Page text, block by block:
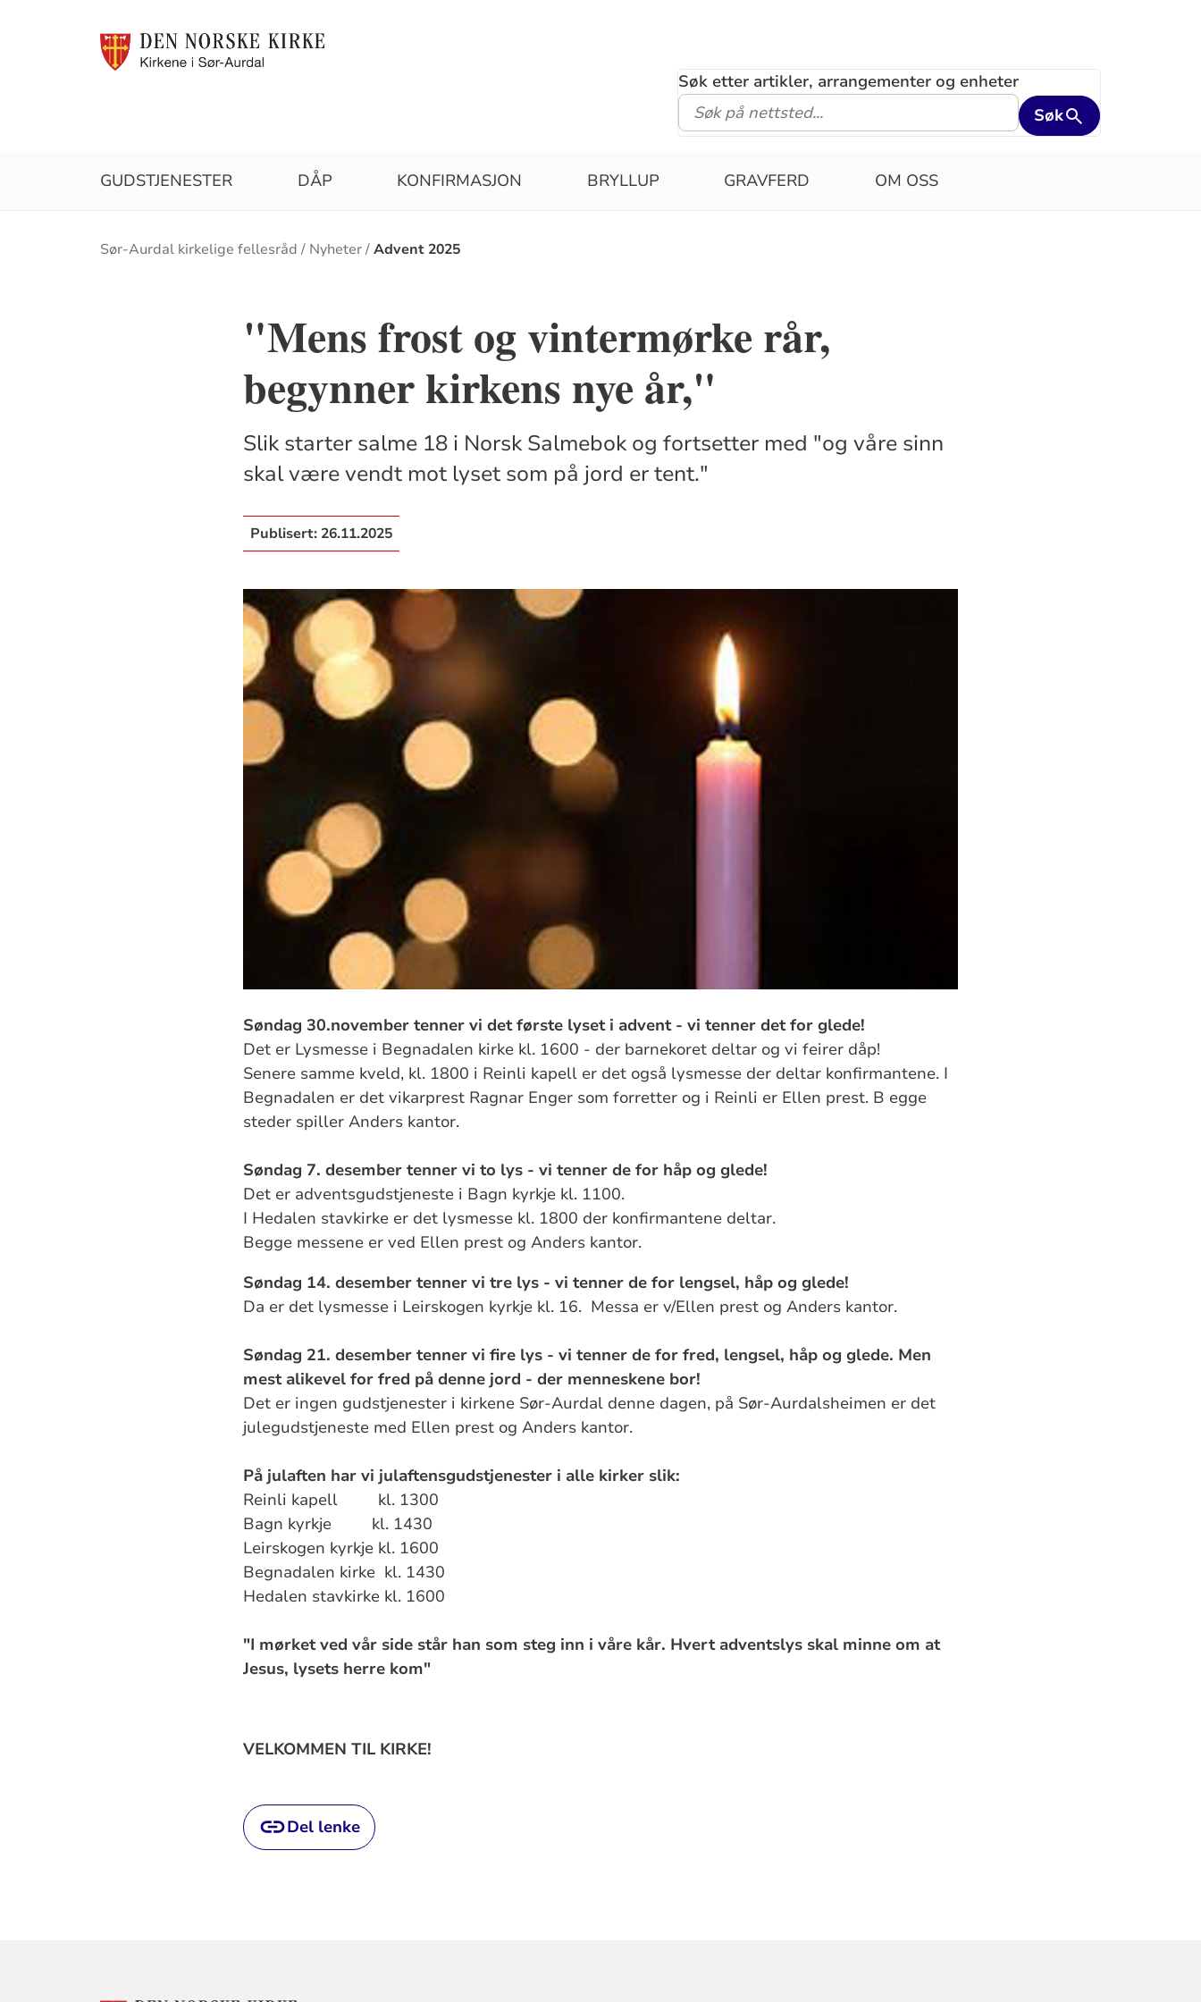
Søk etter artikler, arrangementer og enheter
Søk
GUDSTJENESTER DÅP KONFIRMASJON BRYLLUP GRAVFERD OM OSS
Brødsmulesti
Sør-Aurdal kirkelige fellesråd Nyheter Advent 2025
"Mens frost og vintermørke rår,
begynner kirkens nye år,"
Slik starter salme 18 i Norsk Salmebok og fortsetter med "og våre sinn
skal være vendt mot lyset som på jord er tent."
Publisert: 26.11.2025
Søndag 30.november tenner vi det første lyset i advent - vi tenner det for glede!
Det er Lysmesse i Begnadalen kirke kl. 1600 - der barnekoret deltar og vi feirer dåp!
Senere samme kveld, kl. 1800 i Reinli kapell er det også lysmesse der deltar konfirmantene. I
Begnadalen er det vikarprest Ragnar Enger som forretter og i Reinli er Ellen prest. B egge
steder spiller Anders kantor.
Søndag 7. desember tenner vi to lys - vi tenner de for håp og glede!
Det er adventsgudstjeneste i Bagn kyrkje kl. 1100.
I Hedalen stavkirke er det lysmesse kl. 1800 der konfirmantene deltar.
Begge messene er ved Ellen prest og Anders kantor.
Søndag 14. desember tenner vi tre lys - vi tenner de for lengsel, håp og glede!
Da er det lysmesse i Leirskogen kyrkje kl. 16. Messa er v/Ellen prest og Anders kantor.
Søndag 21. desember tenner vi fire lys - vi tenner de for fred, lengsel, håp og glede. Men
mest alikevel for fred på denne jord - der menneskene bor!
Det er ingen gudstjenester i kirkene Sør-Aurdal denne dagen, på Sør-Aurdalsheimen er det
julegudstjeneste med Ellen prest og Anders kantor.
På julaften har vi julaftensgudstjenester i alle kirker slik:
Reinli kapell kl. 1300
Bagn kyrkje kl. 1430
Leirskogen kyrkje kl. 1600
Begnadalen kirke kl. 1430
Hedalen stavkirke kl. 1600
"I mørket ved vår side står han som steg inn i våre kår. Hvert adventslys skal minne om at
Jesus, lysets herre kom"
VELKOMMEN TIL KIRKE!
Del lenke